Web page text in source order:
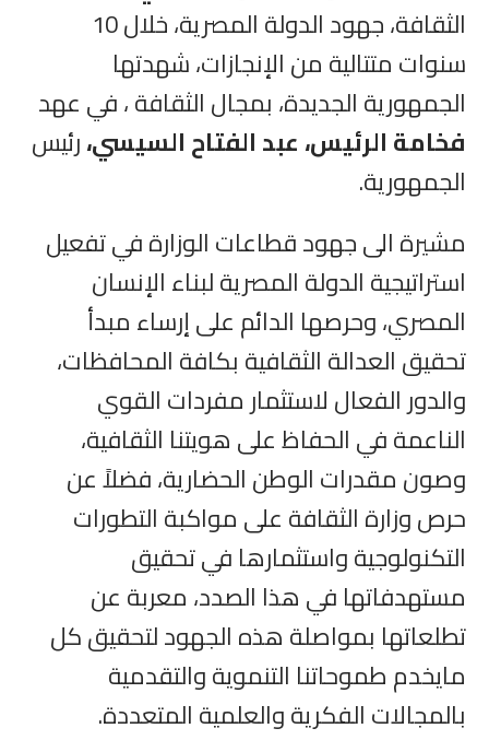
الثقافة، جهود الدولة المصرية، خلال 10
سنوات متتالية من الإنجازات، شهدتها
الجمهورية الجديدة، بمجال الثقافة ، في عهد
فخامة الرئيس، عبد الفتاح السيسي،رئيس
الجمهورية.
مشيرة الى جهود قطاعات الوزارة في تفعيل
استراتيجية الدولة المصرية لبناء الإنسان
المصري، وحرصها الدائم على إرساء مبدأ
تحقيق العدالة الثقافية بكافة المحافظات،
والدور الفعال لاستثمار مفردات القوي
الناعمة في الحفاظ على هويتنا الثقافية،
وصون مقدرات الوطن الحضارية، فضلاً عن
حرص وزارة الثقافة على مواكبة التطورات
التكنولوجية واستثمارها في تحقيق
مستهدفاتها في هذا الصدد، معربة عن
تطلعاتها بمواصلة هذه الجهود لتحقيق كل
مايخدم طموحاتنا التنموية والتقدمية
بالمجالات الفكرية والعلمية المتعددة.